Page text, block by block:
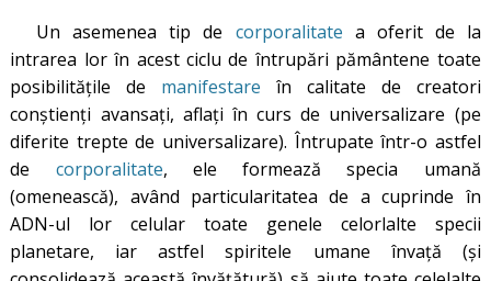
Un asemenea tip de corporalitate a oferit de la
intrarea lor în acest ciclu de întrupări pământene toate
posibilitățile de manifestare în calitate de creatori
conștienți avansați, aflați în curs de universalizare (pe
diferite trepte de universalizare). Întrupate într-o astfel
de corporalitate, ele formează specia umană
(omenească), având particularitatea de a cuprinde în
ADN-ul lor celular toate genele celorlalte specii
planetare, iar astfel spiritele umane învață (și